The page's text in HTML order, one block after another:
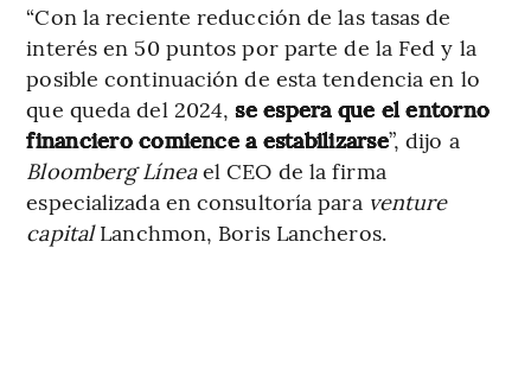
“Con la reciente reducción de las tasas de
interés en 50 puntos por parte de la Fed y la
posible continuación de esta tendencia en lo
que queda del 2024,se espera que el entorno
financiero comience a estabilizarse”, dijo a
Bloomberg Líneael CEO de la firma
especializada en consultoría para venture
capitalLanchmon, Boris Lancheros.